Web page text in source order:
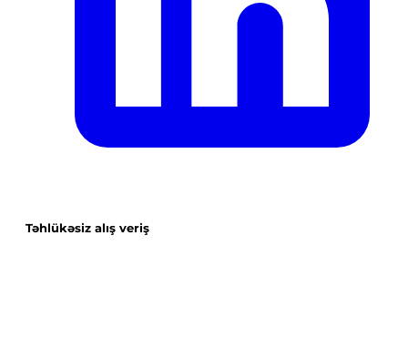
Təhlükəsiz alış veriş